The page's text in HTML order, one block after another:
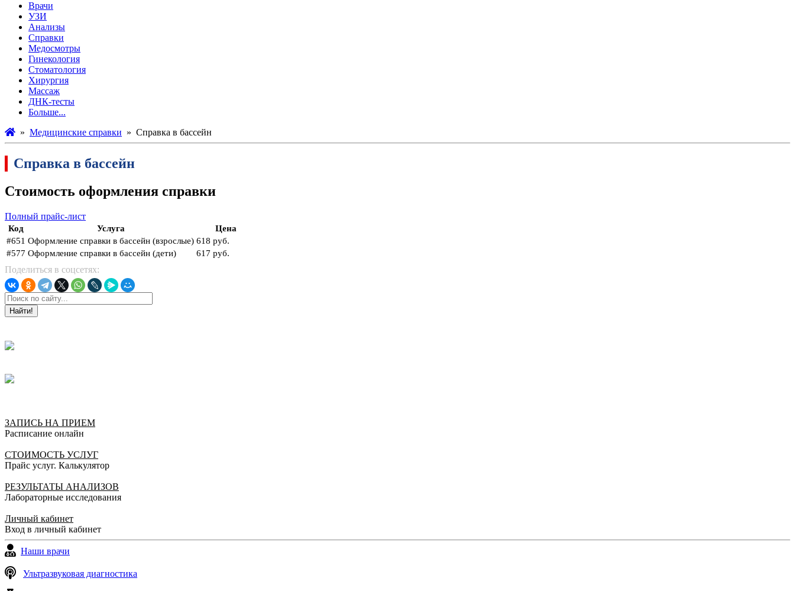
Врачи
УЗИ
Анализы
Справки
Медосмотры
Гинекология
Стоматология
Хирургия
Массаж
ДНК-тесты
Больше...
» Медицинские справки » Справка в бассейн
Справка в бассейн
Стоимость оформления справки
Полный прайс-лист
Код Услуга
Цена
#651 Оформление справки в бассейн (взрослые) 618 руб.
#577 Оформление справки в бассейн (дети) 617 руб.
Поделиться в соцсетях:
Найти!
ЗАПИСЬ НА ПРИЕМ
Расписание онлайн
СТОИМОСТЬ УСЛУГ
Прайс услуг. Калькулятор
РЕЗУЛЬТАТЫ АНАЛИЗОВ
Лабораторные исследования
Личный кабинет
Вход в личный кабинет
Наши врачи
Ультразвуковая диагностика